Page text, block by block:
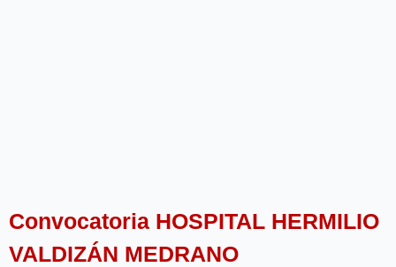
Convocatoria HOSPITAL HERMILIO
VALDIZÁN MEDRANO